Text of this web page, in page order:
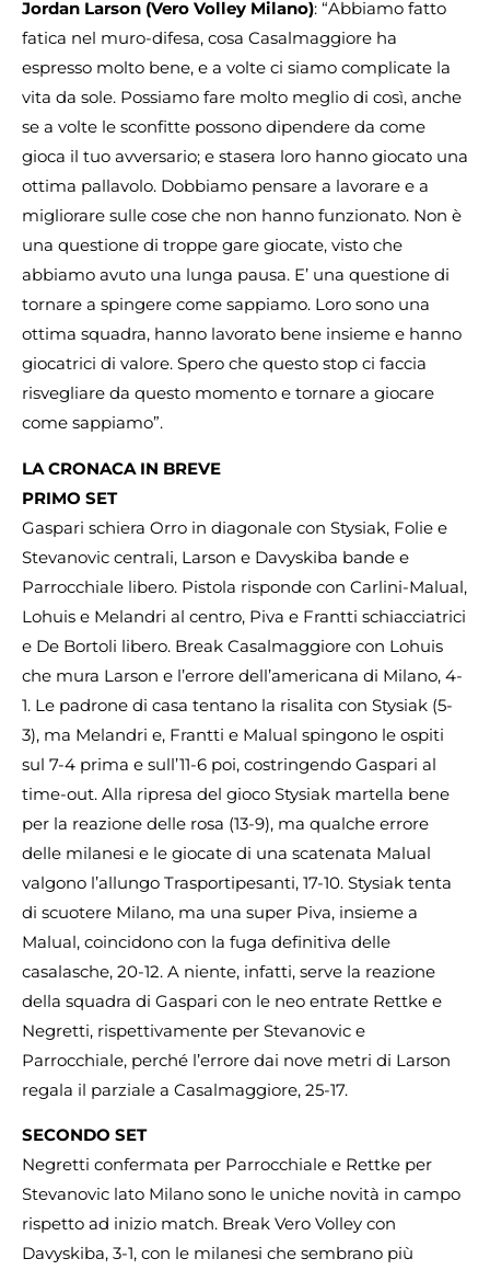
Jordan Larson (Vero Volley Milano): “Abbiamo fatto
fatica nel muro-difesa, cosa Casalmaggiore ha
espresso molto bene, e a volte ci siamo complicate la
vita da sole. Possiamo fare molto meglio di così, anche
se a volte le sconfitte possono dipendere da come
gioca il tuo avversario; e stasera loro hanno giocato una
ottima pallavolo. Dobbiamo pensare a lavorare e a
migliorare sulle cose che non hanno funzionato. Non è
una questione di troppe gare giocate, visto che
abbiamo avuto una lunga pausa. E’ una questione di
tornare a spingere come sappiamo. Loro sono una
ottima squadra, hanno lavorato bene insieme e hanno
giocatrici di valore. Spero che questo stop ci faccia
risvegliare da questo momento e tornare a giocare
come sappiamo”.
LA CRONACA IN BREVE
PRIMO SET
Gaspari schiera Orro in diagonale con Stysiak, Folie e
Stevanovic centrali, Larson e Davyskiba bande e
Parrocchiale libero. Pistola risponde con Carlini-Malual,
Lohuis e Melandri al centro, Piva e Frantti schiacciatrici
e De Bortoli libero. Break Casalmaggiore con Lohuis
che mura Larson e l’errore dell’americana di Milano, 4-
1. Le padrone di casa tentano la risalita con Stysiak (5-
3), ma Melandri e, Frantti e Malual spingono le ospiti
sul 7-4 prima e sull’11-6 poi, costringendo Gaspari al
time-out. Alla ripresa del gioco Stysiak martella bene
per la reazione delle rosa (13-9), ma qualche errore
delle milanesi e le giocate di una scatenata Malual
valgono l’allungo Trasportipesanti, 17-10. Stysiak tenta
di scuotere Milano, ma una super Piva, insieme a
Malual, coincidono con la fuga definitiva delle
casalasche, 20-12. A niente, infatti, serve la reazione
della squadra di Gaspari con le neo entrate Rettke e
Negretti, rispettivamente per Stevanovic e
Parrocchiale, perché l’errore dai nove metri di Larson
regala il parziale a Casalmaggiore, 25-17.
SECONDO SET
Negretti confermata per Parrocchiale e Rettke per
Stevanovic lato Milano sono le uniche novità in campo
rispetto ad inizio match. Break Vero Volley con
Davyskiba, 3-1, con le milanesi che sembrano più